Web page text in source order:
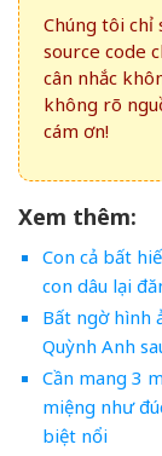
Chúng tôi chỉ
source code
cân nhắc
không rõ
cám ơn!
Xem thêm:
Con cả bất
con dâu lại
Bất ngờ hình
Quỳnh Anh
Cần mang 3
miệng như
biệt nổi